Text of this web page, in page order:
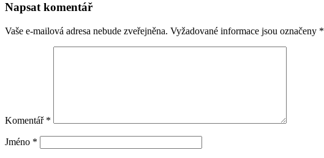
Napsat komentář
Vaše e-mailová adresa nebude zveřejněna. Vyžadované informace jsou označeny *
Komentář *
Jméno *